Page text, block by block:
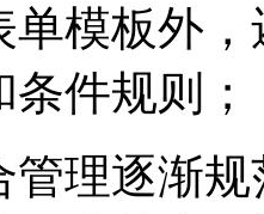
单模板外
件规则；
管理逐渐